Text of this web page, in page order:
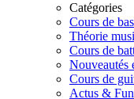
Catégories
Cours de
Théorie
Cours de
Nouveautés
Cours de
Actus & Fun